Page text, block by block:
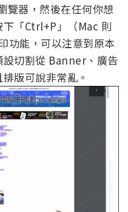
覽器，然後在任何你想
「Ctrl+P」（Mac 則
功能，可以注意到原本
切割從 Banner、廣告
版可說非常亂。